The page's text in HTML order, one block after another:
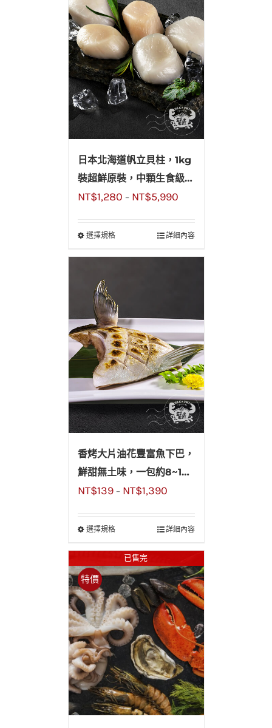
日本北海道帆立貝柱，1kg
裝超鮮原裝，中顆生食級干
貝2S號
NT$1,280 – NT$5,990
選擇規格 詳細內容
香烤大片油花豐富魚下巴，
鮮甜無土味，一包約8~10
片高CP值，中秋烤肉必備
NT$139– NT$1,390
選擇規格 詳細內容
特價
已售完